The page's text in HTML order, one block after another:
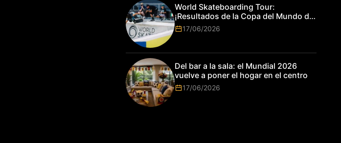
World Skateboarding Tour:
¡Resultados de la Copa del Mundo de
Park de Roma 2026!
17/06/2026
Del bar a la sala: el Mundial 2026
vuelve a poner el hogar en el centro
17/06/2026